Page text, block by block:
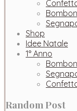
Shop
Idee Natale
1° Anno
Random Post